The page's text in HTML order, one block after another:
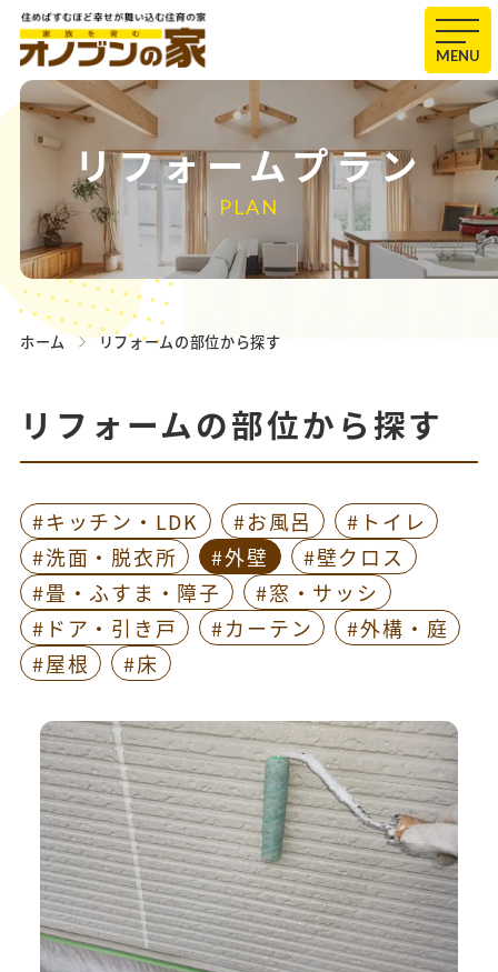
MENU
リフォームプラン
PLAN
ホーム リフォームの部位から探す
リフォームの部位から探す
#キッチン・LDK #お風呂
#トイレ
#洗面・脱衣所
#外壁
#壁クロス
#畳・ふすま・障子
#窓・サッシ
#ドア・引き戸
#カーテン
#外構・庭
#屋根
#床